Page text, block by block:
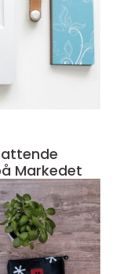
Markedet